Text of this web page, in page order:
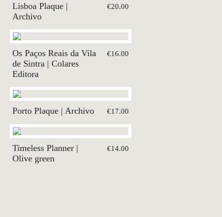
Lisboa Plaque |
Archivo
€20.00
Os Paços Reais da Vila
de Sintra | Colares
Editora
€16.00
Porto Plaque | Archivo €17.00
Timeless Planner |
Olive green
€14.00